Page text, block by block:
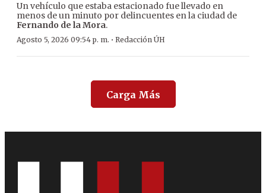
Un vehículo que estaba estacionado fue llevado en
menos de un minuto por delincuentes en la ciudad de
Fernando de la Mora.
Agosto 5, 2026 09:54 p. m. · Redacción ÚH
Carga Más